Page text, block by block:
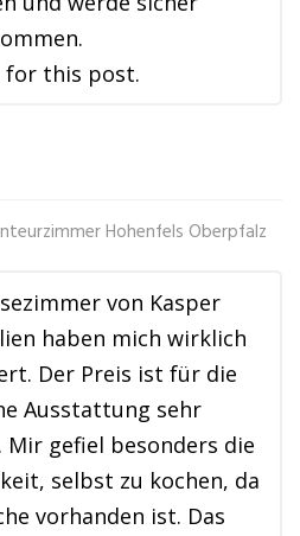
for this post.
Hohenfels Oberpfalz
von Kasper
haben mich wirklich
Der Preis ist für die
Ausstattung sehr
Mir gefiel besonders die
selbst zu kochen, da
vorhanden ist. Das